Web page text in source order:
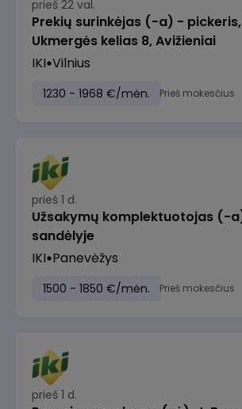
prieš 22 val.
Prekių surinkėjas (-a) -
Ukmergės kelias 8, Avižieniai
IKI Vilnius
1230 - 1968 €/mėn. Prieš mokesčius
prieš 1 d.
Užsakymų komplektuotojas (-
sandėlyje
IKI Panevėžys
1500 - 1850 €/mėn. Prieš mokesčius
prieš 1 d.